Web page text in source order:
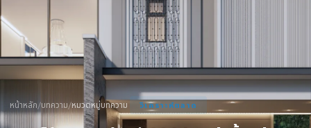
หน้าหลัก/บทความ/หมวดหมู่บทความ วิเคราะห์ตลาด